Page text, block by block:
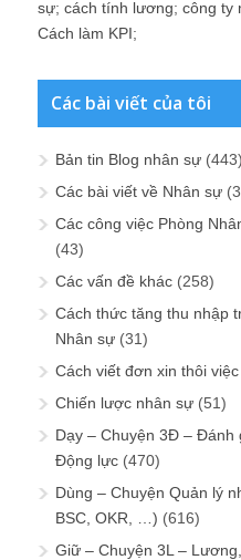
sự; cách tính lương; công ty
Cách làm KPI;
Các bài viết của tôi
Bản tin Blog nhân sự (443)
Các bài viết về Nhân sự
Các công việc Phòng
(43)
Các vấn đề khác (258)
Cách thức tăng thu nhập
Nhân sự (31)
Cách viết đơn xin thôi việc
Chiến lược nhân sự (51)
Dạy – Chuyện 3Đ – Đánh
Động lực (470)
Dùng – Chuyện Quản lý
BSC, OKR, …) (616)
Giữ – Chuyện 3L –